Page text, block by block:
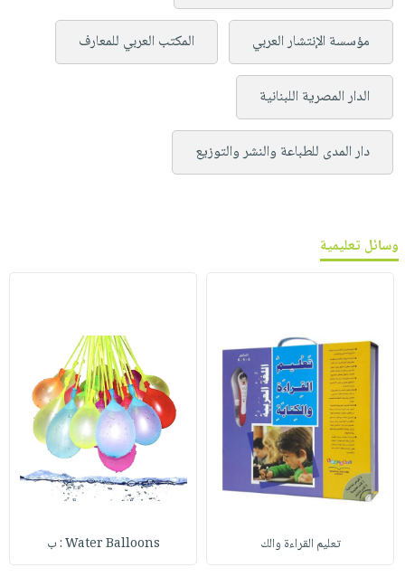
مؤسسة الإنتشار العربي المكتب العربي للمعارف
الدار المصرية اللبنانية
دار المدى للطباعة والنشر والتوزيع
وسائل تعليمية
تعليم القراءة والك Water Balloons : ب